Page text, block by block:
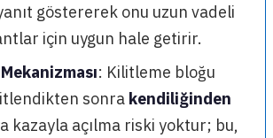
göstererek onu uzun vadeli
için uygun hale getirir.
: Kilitleme bloğu
sonra kendiliğinden
kazayla açılma riski yoktur; bu,